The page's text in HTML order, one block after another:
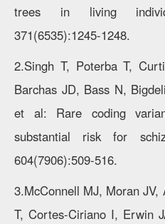
trees in living
371(6535):1245-1248.
2.Singh T, Poterba T,
Barchas JD, Bass N,
et al: Rare coding
substantial risk for
604(7906):509-516.
3.McConnell MJ, Moran
T, Cortes-Ciriano I, Erwin